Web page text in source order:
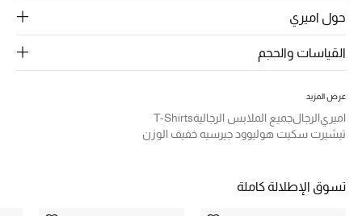
المجوهرات
نسوقوا أحدث ما وصلنا
عرض جميع المنتجات
حول اميري
القياسات والحجم
عرض المزيد
اميريالرجالجميع الملابس الرجاليةT-Shirts
تيشيرت سكيت هوليوود جيرسيه خفيف الوزن
تسوق الإطلالة كاملة